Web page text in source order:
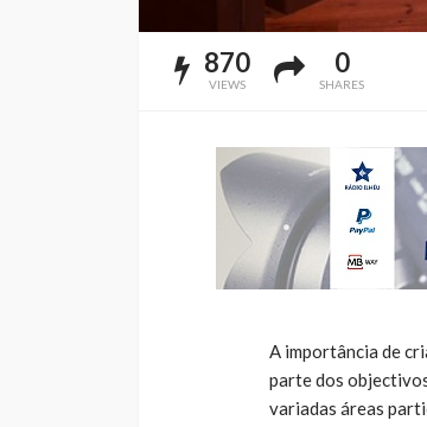
870
VIEWS
0
SHARES
A importância de
parte dos
variadas áreas